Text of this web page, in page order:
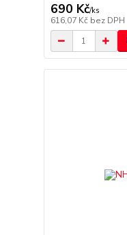
690 Kč/ks
616,07 Kč bez DPH